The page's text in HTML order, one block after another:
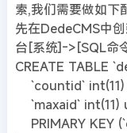
索,我们需要做如下
先在DedeCMS中
台[系统]->[SQL命
CREATE TABLE
`countid` int(11)
`maxaid` int(11)
PRIMARY KEY